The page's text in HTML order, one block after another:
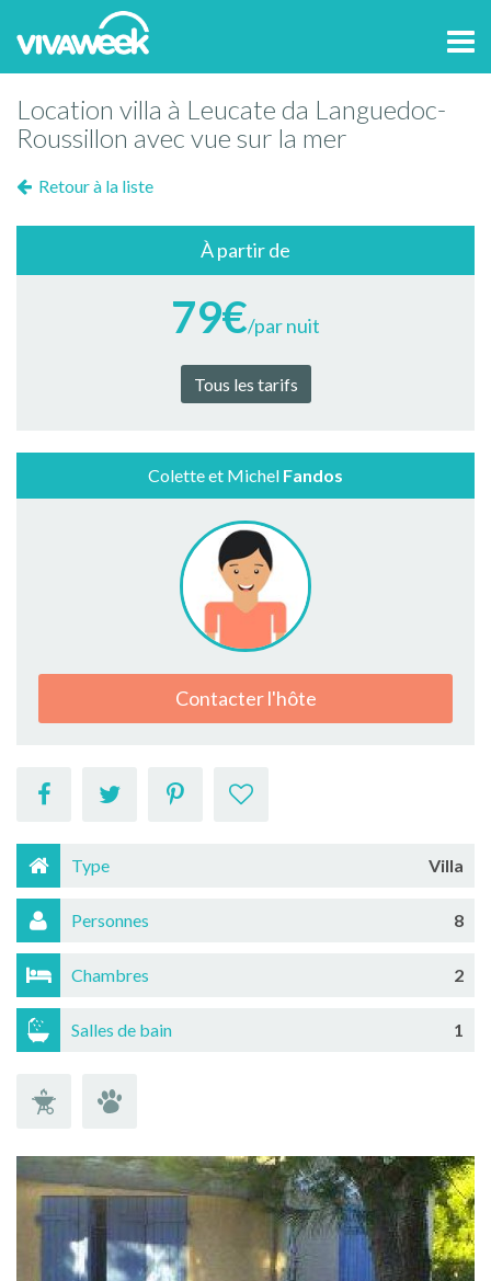
Location villa à Leucate da Languedoc-
Roussillon avec vue sur la mer
Retour à la liste
À partir de
79€/par nuit
Tous les tarifs
Colette et Michel Fandos
Contacter l'hôte
Type Villa
Personnes 8
Chambres 2
Salles de bain 1